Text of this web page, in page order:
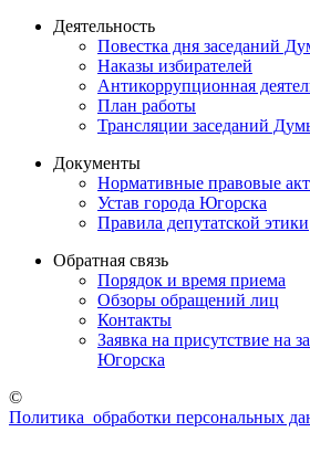
Деятельность
Повестка дня заседаний
Наказы избирателей
Антикоррупционная
План работы
Трансляции заседаний
Документы
Нормативные правовые
Устав города Югорска
Правила депутатской этики
Обратная связь
Порядок и время приема
Обзоры обращений лиц
Контакты
Заявка на присутствие на
Югорска
©
Политика обработки персональных